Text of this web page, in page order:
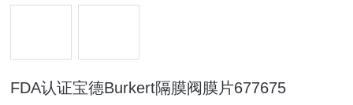
FDA认证宝德Burkert隔膜阀膜片677675